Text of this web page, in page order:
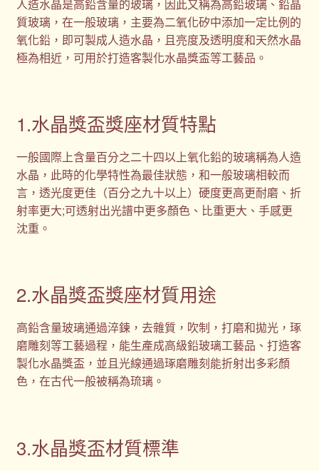
人造水晶是高鉛含量的玻璃，因此又稱為高鉛玻璃、鉛晶
質玻璃，在一般玻璃，主要為二氧化矽中添加一定比例的
氧化鉛，即可製成人造水晶，且亮度及透明度和天然水晶
極為相近，可用於打造客製化水晶獎盃等工藝品。
1.水晶獎盃獎座材質特點
一般國際上含量百分之二十四以上氧化鉛的玻璃稱為人造
水晶，此時的化學特性為最佳狀態，和一般玻璃相較而
言，透光度更佳（百分之九十以上）硬度更高更耐磨、折
射率更大;可透射出光譜中更多顏色、比重更大、手感更
沈重。
2.水晶獎盃獎座材質用途
高鉛含量玻璃通過淬鍊，去雜質，吹制，打磨和拋光，琢
磨雕刻等工藝過程，能生產成高級鉛玻璃工藝品、打造客
製化水晶獎盃，並且光線通過琢磨雕刻能折射出多彩顏
色，在古代一般被稱為琉璃。
3.水晶獎盃材質標準